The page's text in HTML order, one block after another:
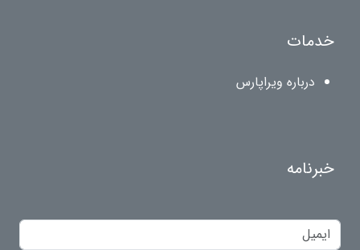
خدمات
درباره ویراپارس
خبرنامه